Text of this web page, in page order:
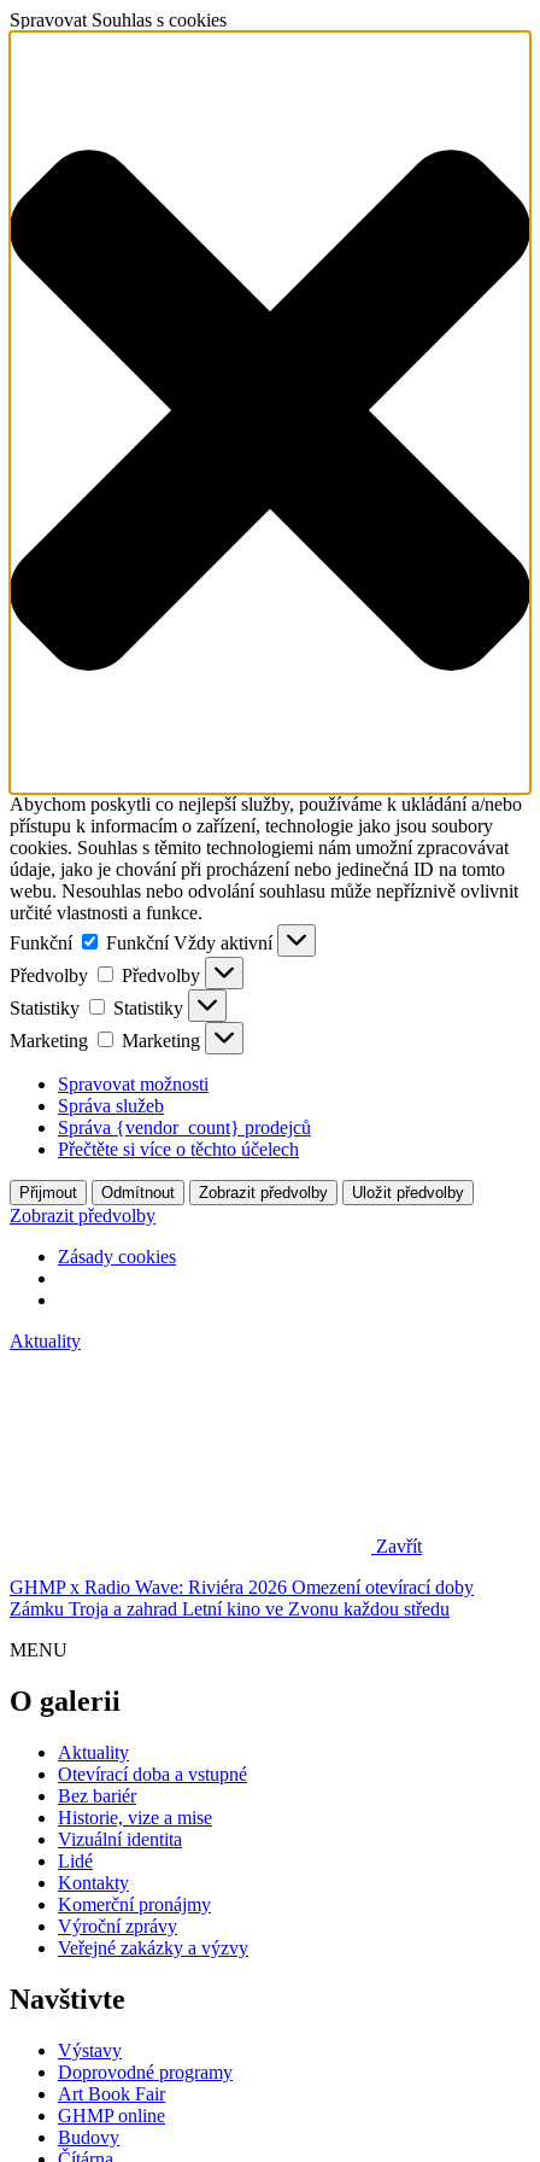
Spravovat Souhlas s cookies
Abychom poskytli co nejlepší služby, používáme k ukládání a/nebo
přístupu k informacím o zařízení, technologie jako jsou soubory
cookies. Souhlas s těmito technologiemi nám umožní zpracovávat
údaje, jako je chování při procházení nebo jedinečná ID na tomto
webu. Nesouhlas nebo odvolání souhlasu může nepříznivě ovlivnit
určité vlastnosti a funkce.
Funkční
Funkční Vždy aktivní
Předvolby
Předvolby
Statistiky
Statistiky
Marketing
Marketing
Spravovat možnosti
Správa služeb
Správa {vendor_count} prodejců
Přečtěte si více o těchto účelech
Přijmout Odmítnout Zobrazit předvolby Uložit předvolby
Zobrazit předvolby
Zásady cookies
Aktuality
Zavřít
GHMP x Radio Wave: Riviéra 2026 Omezení otevírací doby
Zámku Troja a zahrad Letní kino ve Zvonu každou středu
MENU
O galerii
Aktuality
Otevírací doba a vstupné
Bez bariér
Historie, vize a mise
Vizuální identita
Lidé
Kontakty
Komerční pronájmy
Výroční zprávy
Veřejné zakázky a výzvy
Navštivte
Výstavy
Doprovodné programy
Art Book Fair
GHMP online
Budovy